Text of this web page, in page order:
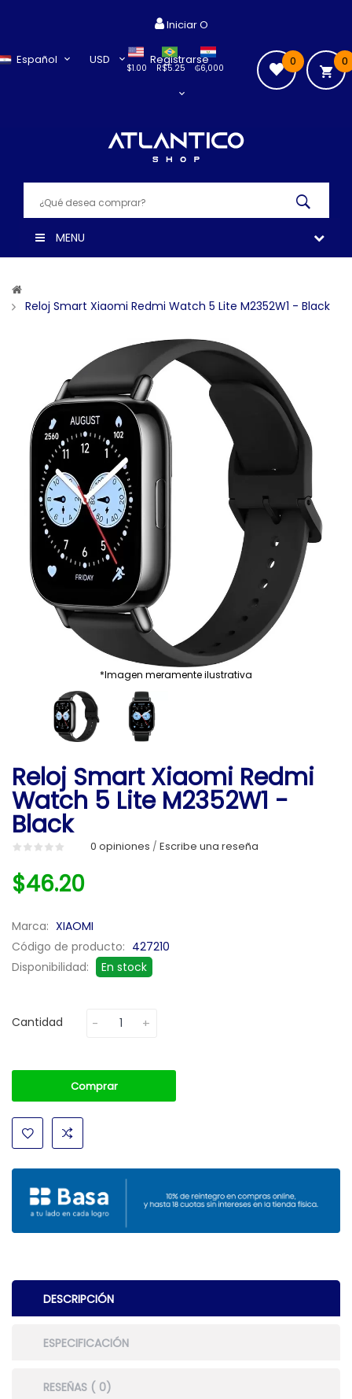
Español USD
$1.00 ₲6,000
R$5.25
Iniciar O
Registrarse 0
0
MENU
Reloj Smart Xiaomi Redmi Watch 5 Lite M2352W1 - Black
*Imagen meramente ilustrativa
Reloj Smart Xiaomi Redmi
Watch 5 Lite M2352W1 -
Black
0 opiniones / Escribe una reseña
$46.20
Marca: XIAOMI
Código de producto: 427210
Disponibilidad:
En stock
Cantidad
Comprar
DESCRIPCIÓN
ESPECIFICACIÓN
RESEÑAS ( 0)